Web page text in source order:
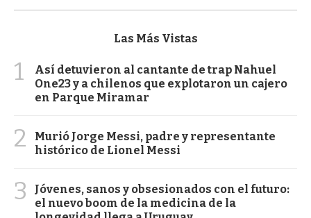
Las Más Vistas
1
Así detuvieron al cantante de trap Nahuel
One23 y a chilenos que explotaron un cajero
en Parque Miramar
2
Murió Jorge Messi, padre y representante
histórico de Lionel Messi
3
Jóvenes, sanos y obsesionados con el futuro:
el nuevo boom de la medicina de la